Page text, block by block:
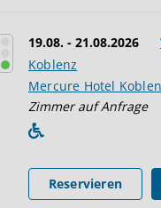
19.08. - 21.08.2026
Koblenz
Mercure Hotel
Zimmer auf Anfrage
Reservieren